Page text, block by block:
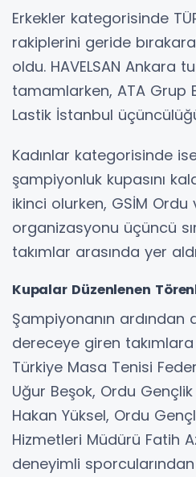
Erkekler kategorisinde
rakiplerini geride
oldu. HAVELSAN Ankara
tamamlarken, ATA Grup
Lastik İstanbul
Kadınlar kategorisinde
şampiyonluk kupasını
ikinci olurken, GSİM
organizasyonu üçüncü
takımlar arasında yer
Kupalar Düzenlenen
Şampiyonanın
dereceye giren
Türkiye Masa Tenisi
Uğur Beşok, Ordu
Hakan Yüksel, Ordu
Hizmetleri Müdürü Fatih
deneyimli